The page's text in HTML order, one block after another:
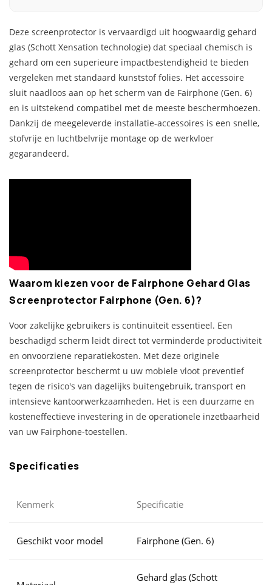
Deze screenprotector is vervaardigd uit hoogwaardig gehard
glas (Schott Xensation technologie) dat speciaal chemisch is
gehard om een superieure impactbestendigheid te bieden
vergeleken met standaard kunststof folies. Het accessoire
sluit naadloos aan op het scherm van de Fairphone (Gen. 6)
en is uitstekend compatibel met de meeste beschermhoezen.
Dankzij de meegeleverde installatie-accessoires is een snelle,
stofvrije en luchtbelvrije montage op de werkvloer
gegarandeerd.
Waarom kiezen voor de Fairphone Gehard Glas
Screenprotector Fairphone (Gen. 6)?
Voor zakelijke gebruikers is continuïteit essentieel. Een
beschadigd scherm leidt direct tot verminderde productiviteit
en onvoorziene reparatiekosten. Met deze originele
screenprotector beschermt u uw mobiele vloot preventief
tegen de risico's van dagelijks buitengebruik, transport en
intensieve kantoorwerkzaamheden. Het is een duurzame en
kosteneffectieve investering in de operationele inzetbaarheid
van uw Fairphone-toestellen.
Specificaties
Kenmerk Specificatie
Geschikt voor model Fairphone (Gen. 6)
Gehard glas (Schott